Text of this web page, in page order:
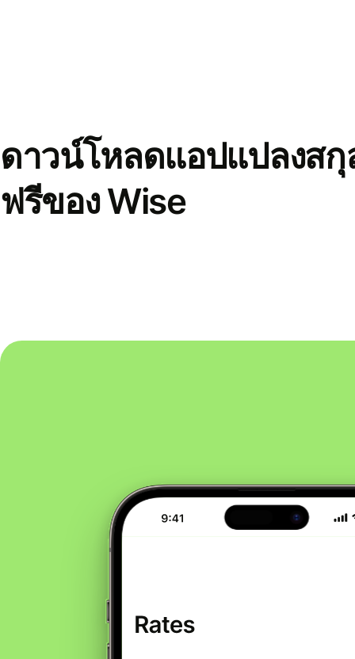
ดาวน์โหลดแอปแปลงสกุ
ฟรีของ Wise